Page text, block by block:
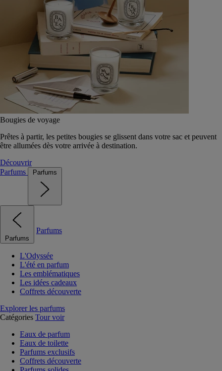
Bougies de voyage
Prêtes à partir, les petites bougies se glissent dans votre sac et peuvent
être allumées dès votre arrivée à destination.
Découvrir
Parfums
Parfums
Parfums
Parfums
L'Odyssée
L'été en parfum
Les emblématiques
Les idées cadeaux
Coffrets découverte
Explorer les parfums
Catégories Tour voir
Eaux de parfum
Eaux de toilette
Parfums exclusifs
Coffrets découverte